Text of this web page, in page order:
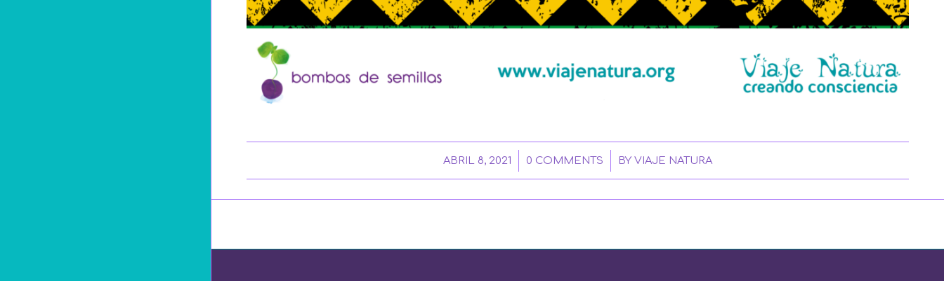
ABRIL 8, 2021
/ 0 COMMENTS
/ BY VIAJE NATURA